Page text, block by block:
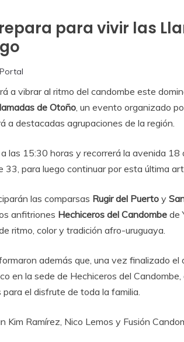
para vivir las
Portal
a vibrar al ritmo del candombe este
de Otoño, un evento organizado
a destacadas agrupaciones de la región.
las 15:30 horas y recorrerá la avenida 18
33, para luego continuar por esta última
las comparsas Rugir del Puerto y
anfitriones Hechiceros del Candombe de
ritmo, color y tradición afro-uruguaya.
además que, una vez finalizado
en la sede de Hechiceros del
el disfrute de toda la familia.
Kim Ramírez, Nico Lemos y Fusión